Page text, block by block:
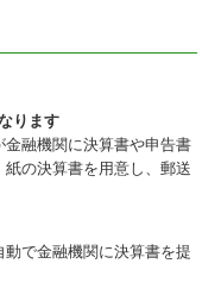
ります
融機関に決算書や申告書
の決算書を用意し、郵送
で金融機関に決算書を提